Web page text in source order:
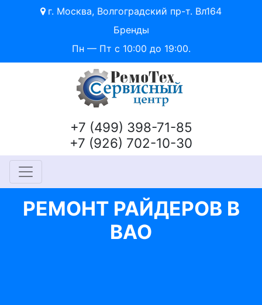
г. Москва, Волгоградский пр-т. Вл164
Бренды
Пн — Пт с 10:00 до 19:00.
+7 (499) 398-71-85
+7 (926) 702-10-30
РЕМОНТ РАЙДЕРОВ В
ВАО